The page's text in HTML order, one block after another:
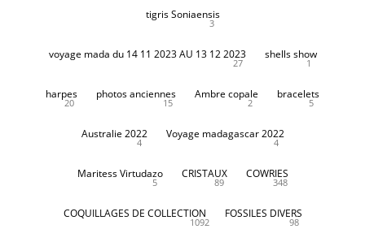
tigris Soniaensis
3
voyage mada du 14 11 2023 AU 13 12 2023
27
shells show
1
harpes
20
photos anciennes
15
Ambre copale
2
bracelets
5
Australie 2022
4
Voyage madagascar 2022
4
Maritess Virtudazo
5
CRISTAUX
89
COWRIES
348
COQUILLAGES DE COLLECTION
1092
FOSSILES DIVERS
98